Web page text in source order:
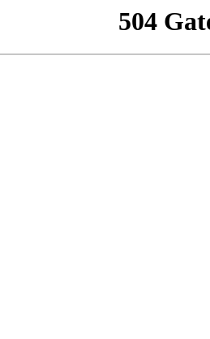
504